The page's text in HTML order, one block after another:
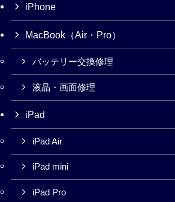
iPhone
MacBook（Air・Pro）
バッテリー交換修理
液晶・画面修理
iPad
iPad Air
iPad mini
iPad Pro